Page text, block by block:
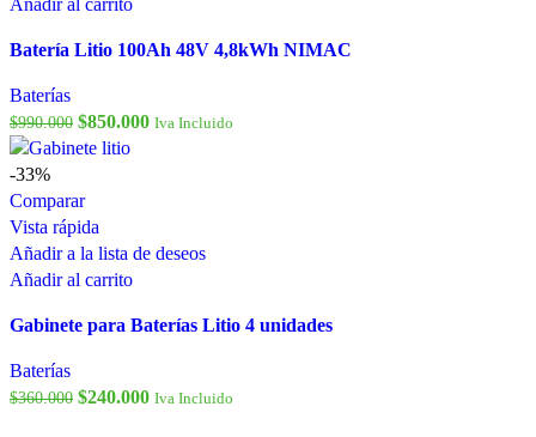
Añadir al carrito
Batería Litio 100Ah 48V 4,8kWh NIMAC
Baterías
$990.000 $850.000 Iva Incluido
-33%
Comparar
Vista rápida
Añadir a la lista de deseos
Añadir al carrito
Gabinete para Baterías Litio 4 unidades
Baterías
$360.000 $240.000 Iva Incluido